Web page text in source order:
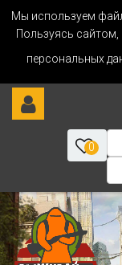
Мы используем
Пользуясь
персональных
0